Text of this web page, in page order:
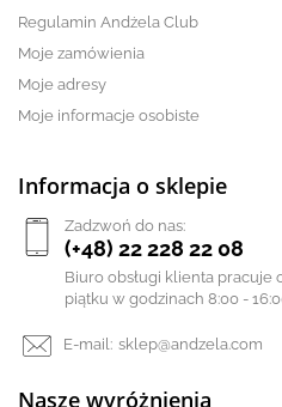
Regulamin Andżela Club
Moje zamówienia
Moje adresy
Moje informacje osobiste
Informacja o sklepie
Zadzwoń do nas:
(+48) 22 228 22 08
Biuro obsługi klienta pracuje
piątku w godzinach 8:00 -
E-mail: sklep@andzela.com
Nasze wyróżnienia